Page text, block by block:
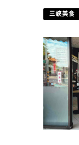
三峽美食